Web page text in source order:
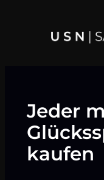
springen
Jeder
kaufen